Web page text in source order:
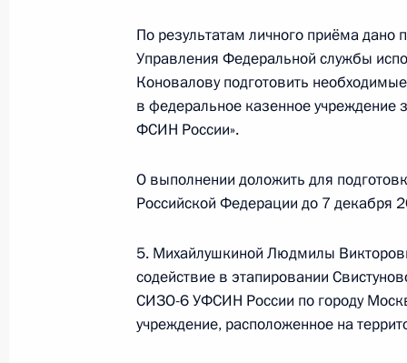
3 мая 2024 года, 14:05
5 апреля 2024 года, пятница
Управления Федеральной службы
Москве и Московской области
5 апреля 2024 года, 17:03
По результатам личного приёма дано
Управления Федеральной службы
Коновалову подготовить
в федеральное казенное учреждение
ФСИН России».
О выполнении доложить для
Российской Федерации до 7 декабря
5. Михайлушкиной Людмилы
содействие в этапировании
СИЗО-6 УФСИН России по городу
учреждение, расположенное на